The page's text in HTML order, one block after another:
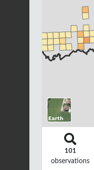
101
observations